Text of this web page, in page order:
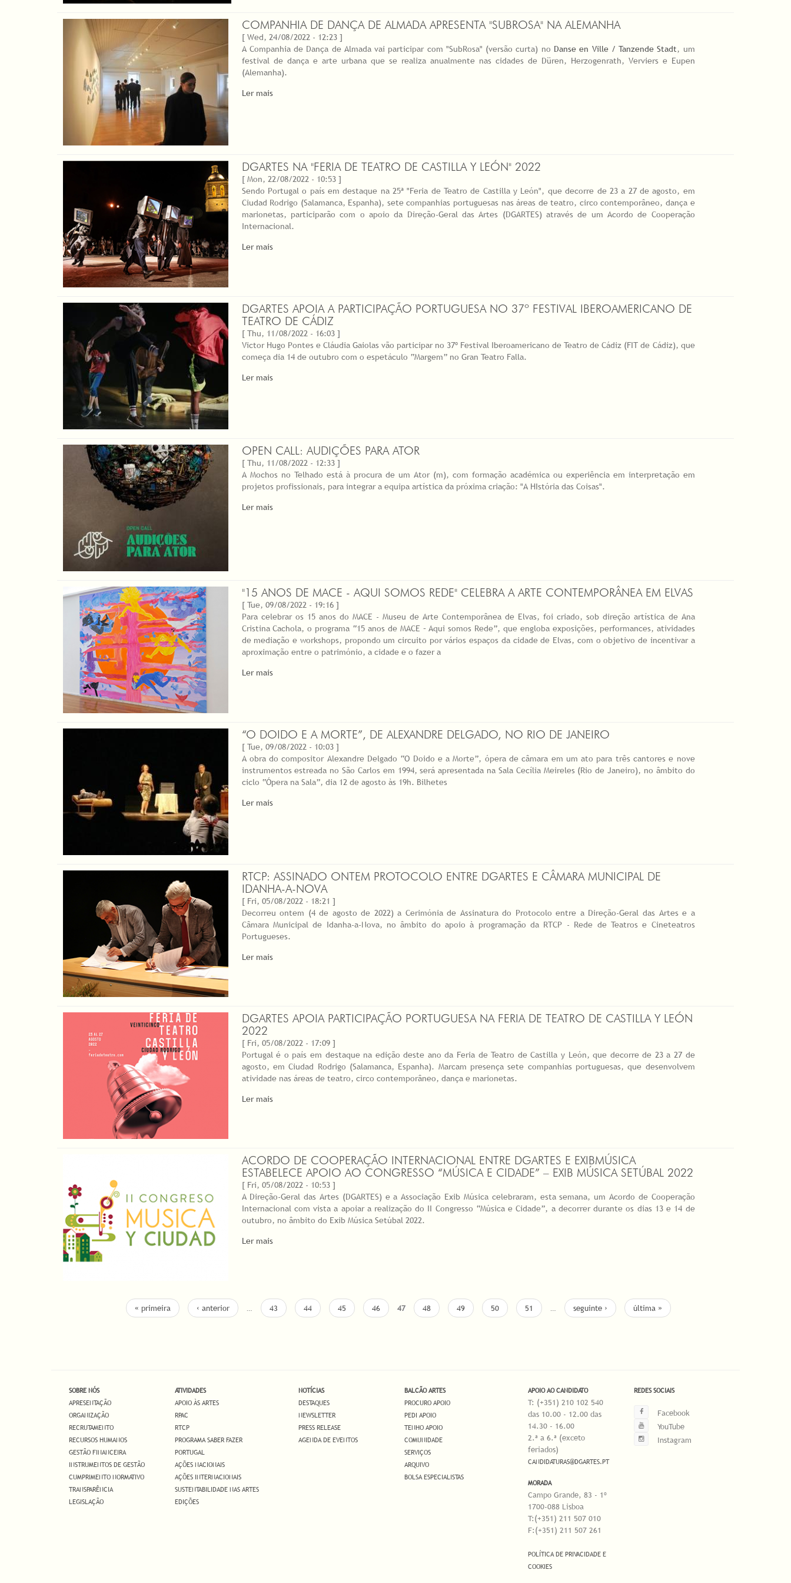
COMPANHIA DE DANÇA DE ALMADA APRESENTA "SUBROSA" NA ALEMANHA
[ Wed, 24/08/2022 - 12:23 ]
A Companhia de Dança de Almada vai participar com "SubRosa" (versão curta) no Danse en Ville / Tanzende Stadt, um
festival de dança e arte urbana que se realiza anualmente nas cidades de Düren, Herzogenrath, Verviers e Eupen
(Alemanha).
Ler mais
DGARTES NA "FERIA DE TEATRO DE CASTILLA Y LEÓN" 2022
[ Mon, 22/08/2022 - 10:53 ]
Sendo Portugal o país em destaque na 25ª "Feria de Teatro de Castilla y León", que decorre de 23 a 27 de agosto, em
Ciudad Rodrigo (Salamanca, Espanha), sete companhias portuguesas nas áreas de teatro, circo contemporâneo, dança e
marionetas, participarão com o apoio da Direção-Geral das Artes (DGARTES) através de um Acordo de Cooperação
Internacional.
Ler mais
DGARTES APOIA A PARTICIPAÇÃO PORTUGUESA NO 37º FESTIVAL IBEROAMERICANO DE
TEATRO DE CÁDIZ
[ Thu, 11/08/2022 - 16:03 ]
Victor Hugo Pontes e Cláudia Gaiolas vão participar no 37º Festival Iberoamericano de Teatro de Cádiz (FIT de Cádiz), que
começa dia 14 de outubro com o espetáculo “Margem” no Gran Teatro Falla.
Ler mais
OPEN CALL: AUDIÇÕES PARA ATOR
[ Thu, 11/08/2022 - 12:33 ]
A Mochos no Telhado está à procura de um Ator (m), com formação académica ou experiência em interpretação em
projetos profissionais, para integrar a equipa artística da próxima criação: "A HIstória das Coisas".
Ler mais
"15 ANOS DE MACE - AQUI SOMOS REDE" CELEBRA A ARTE CONTEMPORÂNEA EM ELVAS
[ Tue, 09/08/2022 - 19:16 ]
Para celebrar os 15 anos do MACE - Museu de Arte Contemporânea de Elvas, foi criado, sob direção artística de Ana
Cristina Cachola, o programa “15 anos de MACE – Aqui somos Rede”, que engloba exposições, performances, atividades
de mediação e workshops, propondo um circuito por vários espaços da cidade de Elvas, com o objetivo de incentivar a
aproximação entre o património, a cidade e o fazer a
Ler mais
“O DOIDO E A MORTE”, DE ALEXANDRE DELGADO, NO RIO DE JANEIRO
[ Tue, 09/08/2022 - 10:03 ]
A obra do compositor Alexandre Delgado “O Doido e a Morte”, ópera de câmara em um ato para três cantores e nove
instrumentos estreada no São Carlos em 1994, será apresentada na Sala Cecília Meireles (Rio de Janeiro), no âmbito do
ciclo “Ópera na Sala”, dia 12 de agosto às 19h. Bilhetes
Ler mais
RTCP: ASSINADO ONTEM PROTOCOLO ENTRE DGARTES E CÂMARA MUNICIPAL DE
IDANHA-A-NOVA
[ Fri, 05/08/2022 - 18:21 ]
Decorreu ontem (4 de agosto de 2022) a Cerimónia de Assinatura do Protocolo entre a Direção-Geral das Artes e a
Câmara Municipal de Idanha-a-Nova, no âmbito do apoio à programação da RTCP - Rede de Teatros e Cineteatros
Portugueses.
Ler mais
DGARTES APOIA PARTICIPAÇÃO PORTUGUESA NA FERIA DE TEATRO DE CASTILLA Y LEÓN
2022
[ Fri, 05/08/2022 - 17:09 ]
Portugal é o país em destaque na edição deste ano da Feria de Teatro de Castilla y León, que decorre de 23 a 27 de
agosto, em Ciudad Rodrigo (Salamanca, Espanha). Marcam presença sete companhias portuguesas, que desenvolvem
atividade nas áreas de teatro, circo contemporâneo, dança e marionetas.
Ler mais
ACORDO DE COOPERAÇÃO INTERNACIONAL ENTRE DGARTES E EXIBMÚSICA
ESTABELECE APOIO AO CONGRESSO “MÚSICA E CIDADE” – EXIB MÚSICA SETÚBAL 2022
[ Fri, 05/08/2022 - 10:53 ]
A Direção-Geral das Artes (DGARTES) e a Associação Exib Música celebraram, esta semana, um Acordo de Cooperação
Internacional com vista a apoiar a realização do II Congresso “Música e Cidade”, a decorrer durante os dias 13 e 14 de
outubro, no âmbito do Exib Música Setúbal 2022.
Ler mais
« primeira ‹ anterior … 43 44 45 46 47 48 49 50 51 … seguinte › última »
SOBRE NÓS
APRESENTAÇÃO
ORGANIZAÇÃO
RECRUTAMENTO
RECURSOS HUMANOS
GESTÃO FINANCEIRA
INSTRUMENTOS DE GESTÃO
CUMPRIMENTO NORMATIVO
TRANSPARÊNCIA
LEGISLAÇÃO
ATIVIDADES
APOIO ÀS ARTES
RPAC
RTCP
PROGRAMA SABER FAZER
PORTUGAL
AÇÕES NACIONAIS
AÇÕES INTERNACIONAIS
SUSTENTABILIDADE NAS ARTES
EDIÇÕES
NOTÍCIAS
DESTAQUES
NEWSLETTER
PRESS RELEASE
AGENDA DE EVENTOS
BALCÃO ARTES
PROCURO APOIO
PEDI APOIO
TENHO APOIO
COMUNIDADE
SERVIÇOS
ARQUIVO
BOLSA ESPECIALISTAS
APOIO AO CANDIDATO
T: (+351) 210 102 540
das 10.00 - 12.00 das
14.30 - 16.00
2.ª a 6.ª (exceto
feriados)
CANDIDATURAS@DGARTES.PT
MORADA
Campo Grande, 83 - 1º
1700-088 Lisboa
T:(+351) 211 507 010
F:(+351) 211 507 261
POLÍTICA DE PRIVACIDADE E
COOKIES
REDES SOCIAIS
Facebook
YouTube
Instagram